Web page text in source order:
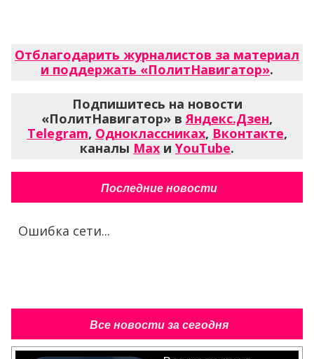
Отблагодарить журналистов за материал
и поддержать «ПолитНавигатор».
Подпишитесь на новости
«ПолитНавигатор» в Яндекс.Дзен,
Telegram, Одноклассниках, Вконтакте,
каналы Max и YouTube.
Последние новости
Ошибка сети...
Все новости за сегодня